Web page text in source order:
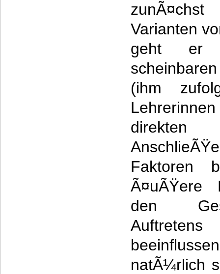
Varianten
geht er
(ihm
Faktoren
Ã¤uÃŸere
den
natÃ¼rlich